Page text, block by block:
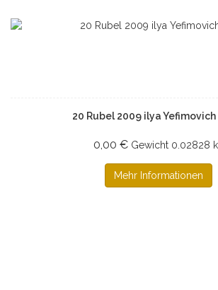
20 Rubel 2009 ilya Yefimovich
0,00 € Gewicht 0.02828
Mehr Informationen